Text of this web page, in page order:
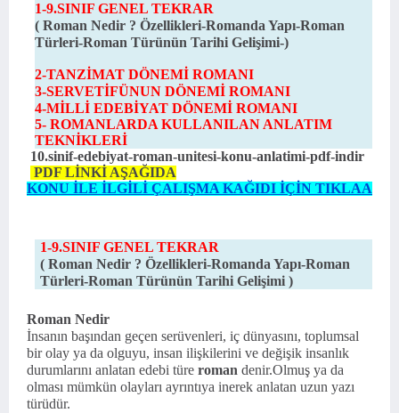
1-9.SINIF GENEL TEKRAR
(Roman Nedir ? Özellikleri-Romanda Yapı-Roman
Türleri-Roman Türünün Tarihi Gelişimi-)
2-TANZİMAT DÖNEMİ ROMANI
3-SERVETİFÜNUN DÖNEMİ ROMANI
4-MİLLİ EDEBİYAT DÖNEMİ ROMANI
5- ROMANLARDA KULLANILAN ANLATIM
TEKNİKLERİ
10.sinif-edebiyat-roman-unitesi-konu-anlatimi-pdf-indir
PDF LİNKİ AŞAĞIDA
KONU İLE İLGİLİ ÇALIŞMA KAĞIDI İÇİN TIKLAA
1-9.SINIF GENEL TEKRAR
( Roman Nedir ? Özellikleri-Romanda Yapı-Roman
Türleri-Roman Türünün Tarihi Gelişimi )
Roman Nedir
İnsanın başından geçen serüvenleri, iç dünyasını, toplumsal
bir olay ya da olguyu, insan ilişkilerini ve değişik insanlık
durumlarını anlatan edebi türe roman denir.Olmuş ya da
olması mümkün olayları ayrıntıya inerek anlatan uzun yazı
türüdür.